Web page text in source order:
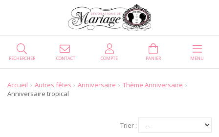
CONTACT
RECHERCHER COMPTE PANIER MENU
Accueil Autres fêtes Anniversaire
Thème Anniversaire
Anniversaire tropical
Trier :